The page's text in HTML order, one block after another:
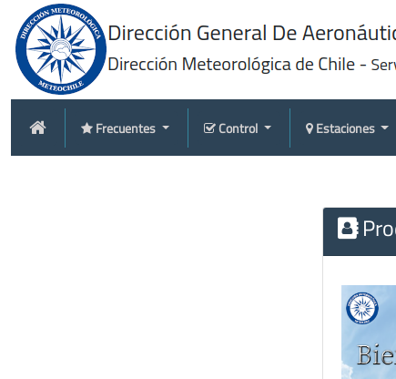
Frecuentes Control Estaciones